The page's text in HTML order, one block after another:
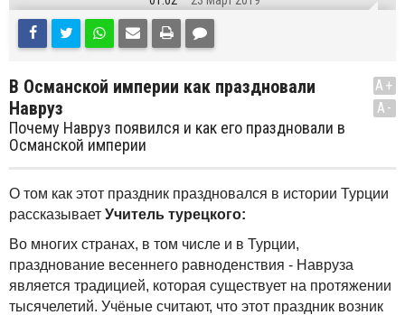
В Османской империи как праздновали
Навруз
Почему Навруз появился и как его праздновали в
Османской империи
A+
A-
О том как этот праздник праздновался в истории Турции
рассказывает Учитель турецкого:
Во многих странах, в том числе и в Турции,
празднование весеннего равноденствия - Навруза
является традицией, которая существует на протяжении
тысячелетий. Учёные считают, что этот праздник возник